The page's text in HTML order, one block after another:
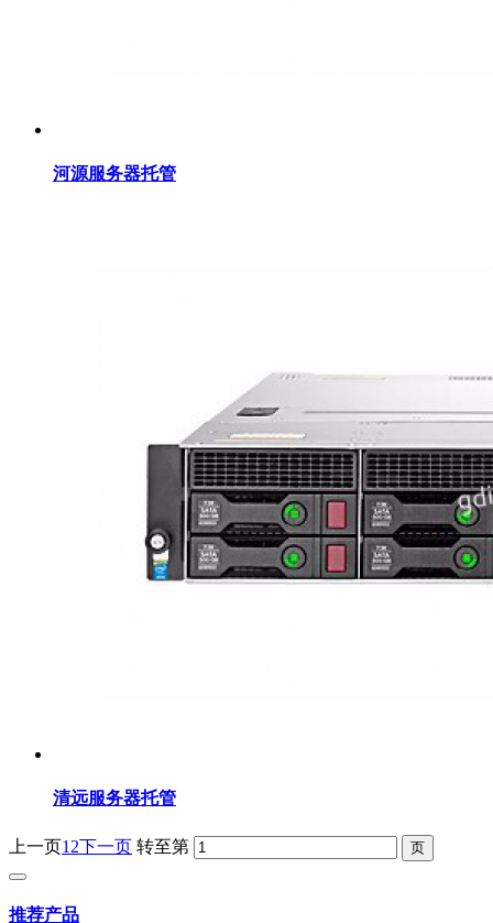
河源服务器托管
清远服务器托管
上一页1 2下一页 转至第
推荐产品